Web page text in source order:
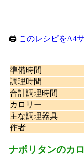
🖨️ このレシピをA4
準備時間
調理時間
合計調理時間
カロリー
主な調理器具
作者
ナポリタンのカ